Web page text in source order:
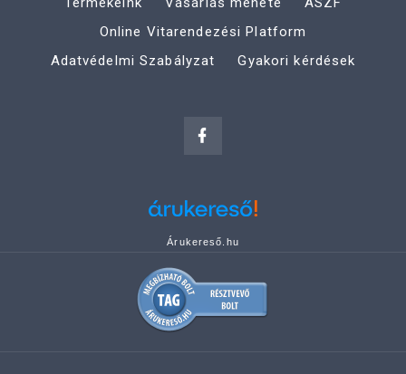
Online Vitarendezési Platform
Adatvédelmi Szabályzat
Gyakori kérdések
Árukereső.hu